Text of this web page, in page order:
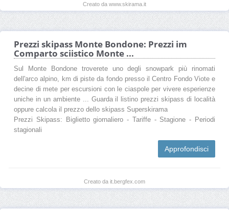
Creato da www.skirama.it
Prezzi skipass Monte Bondone: Prezzi im
Comparto sciistico Monte ...
Sul Monte Bondone troverete uno degli snowpark più rinomati
dell'arco alpino, km di piste da fondo presso il Centro Fondo Viote e
decine di mete per escursioni con le ciaspole per vivere esperienze
uniche in un ambiente ... Guarda il listino prezzi skipass di località
oppure calcola il prezzo dello skipass Superskirama
Prezzi Skipass: Biglietto giornaliero - Tariffe - Stagione - Periodi
stagionali
Approfondisci
Creato da it.bergfex.com